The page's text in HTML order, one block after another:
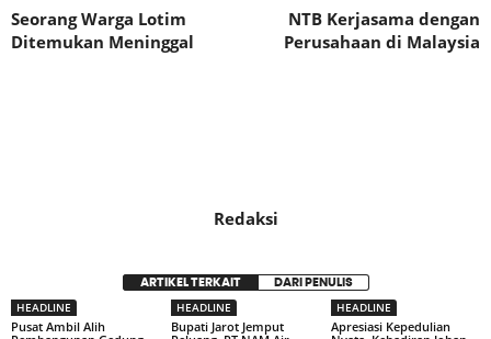
Seorang Warga Lotim
Ditemukan Meninggal
NTB Kerjasama dengan
Perusahaan di Malaysia
Redaksi
ARTIKEL TERKAIT DARI PENULIS
HEADLINE
Pusat Ambil Alih
HEADLINE
Bupati Jarot Jemput
HEADLINE
Apresiasi Kepedulian